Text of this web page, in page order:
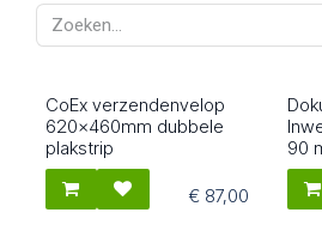
25025
CoEx verzendenvelop
620x460mm dubbele
plakstrip
€ 87,00
90